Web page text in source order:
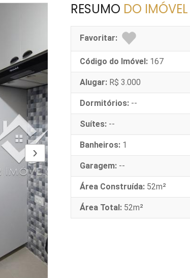
›
RESUMO DO IMÓVEL
Favoritar:
Código do Imóvel: 167
Alugar: R$ 3.000
Dormitórios: --
Suítes: --
Banheiros: 1
Garagem: --
Área Construída: 52m²
Área Total: 52m²